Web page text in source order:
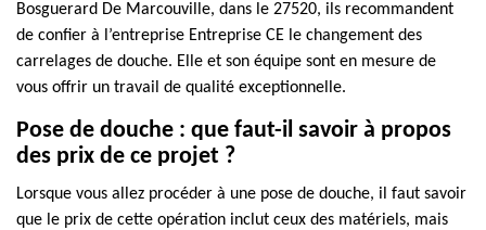
Bosguerard De Marcouville, dans le 27520, ils recommandent
de confier à l’entreprise Entreprise CE le changement des
carrelages de douche. Elle et son équipe sont en mesure de
vous offrir un travail de qualité exceptionnelle.
Pose de douche : que faut-il savoir à propos
des prix de ce projet ?
Lorsque vous allez procéder à une pose de douche, il faut savoir
que le prix de cette opération inclut ceux des matériels, mais